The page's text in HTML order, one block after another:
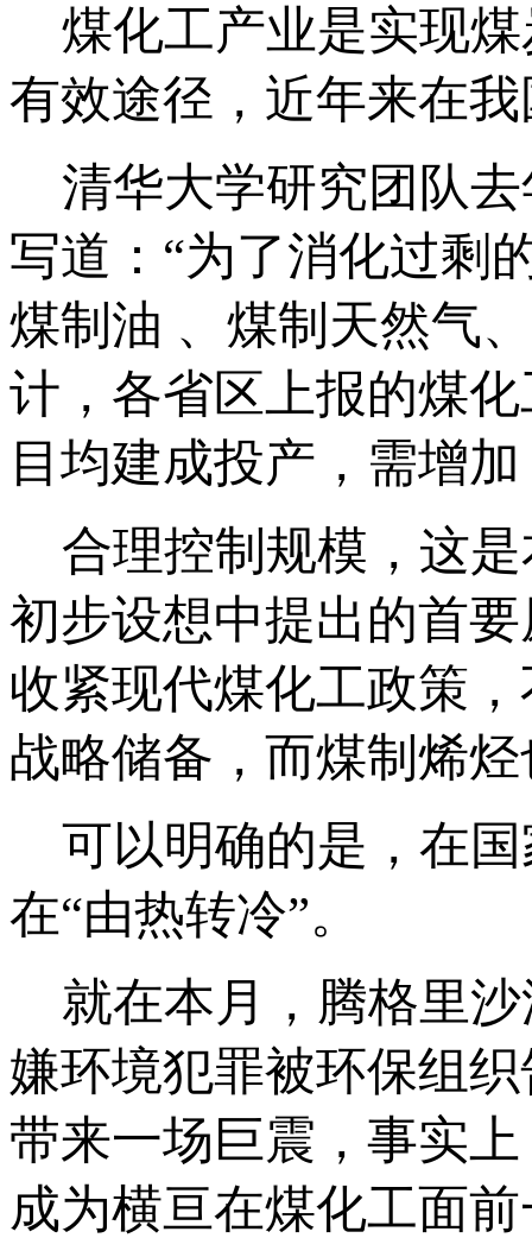
煤化工产业是实现煤
有效途径，近年来在
清华大学研究团队去
写道：“为了消化过剩
煤制油 、煤制天然气
计，各省区上报的煤
目均建成投产，需增
合理控制规模，这是
初步设想中提出的首
收紧现代煤化工政策
战略储备，而煤制烯
可以明确的是，在国
在“由热转冷”。
就在本月，腾格里沙
嫌环境犯罪被环保组
带来一场巨震，事实
成为横亘在煤化工面